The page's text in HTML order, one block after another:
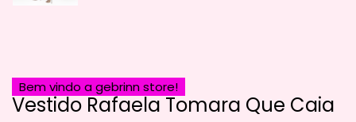
Bem vindo a gebrinn store!
Vestido Rafaela Tomara Que Caia